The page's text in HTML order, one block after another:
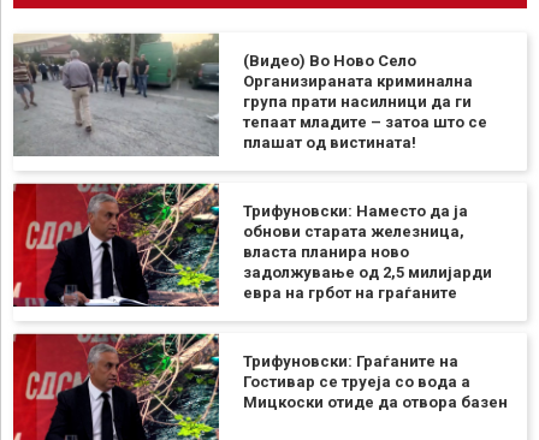
(Видео) Во Ново Село
Организираната криминална
група прати насилници да ги
тепаат младите – затоа што се
плашат од вистината!
Трифуновски: Наместо да ја
обнови старата железница,
власта планира ново
задолжување од 2,5 милијарди
евра на грбот на граѓаните
Трифуновски: Граѓаните на
Гостивар се труеја со вода а
Мицкоски отиде да отвора базен